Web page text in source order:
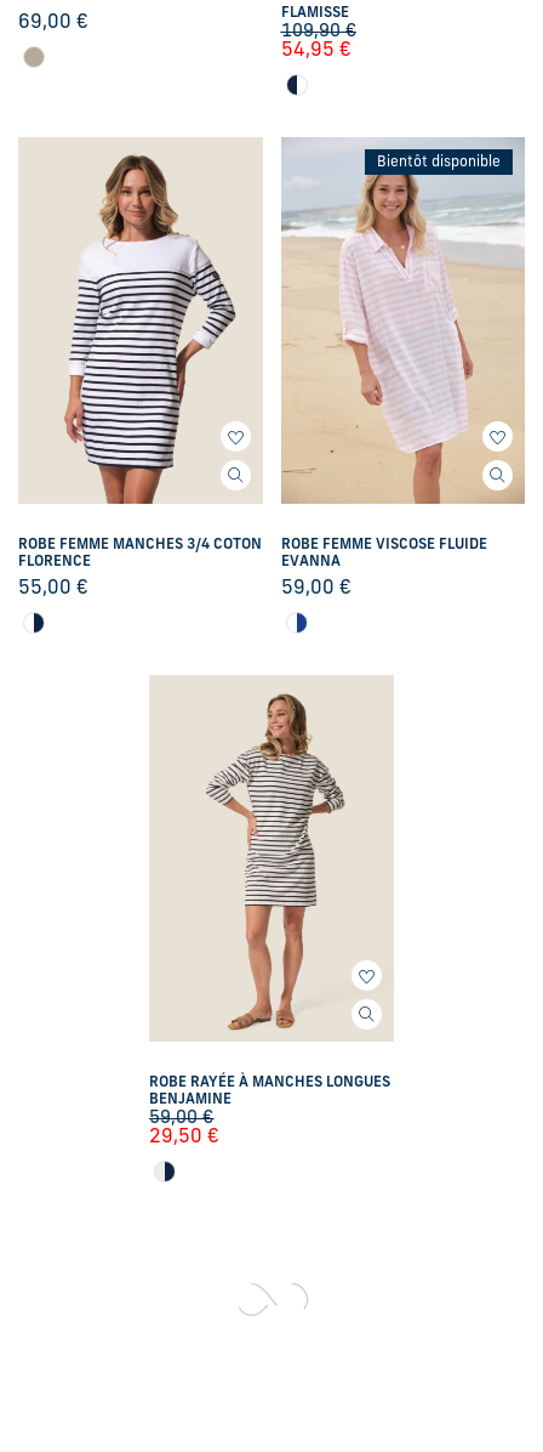
69,00 €
FLAMISSE
109,90€
54,95 €
ROBE FEMME MANCHES 3/4 COTON
FLORENCE
55,00 €
Bientôt disponible
ROBE FEMME VISCOSE FLUIDE
EVANNA
59,00 €
ROBE RAYÉE À MANCHES LONGUES
BENJAMINE
59,00€
29,50€